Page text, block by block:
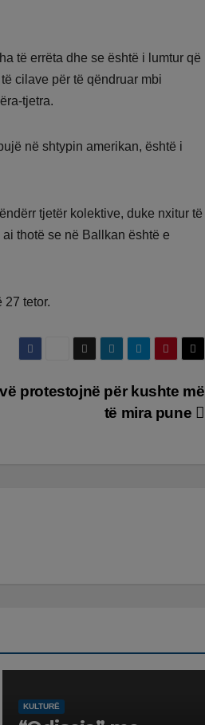
të errëta dhe se është i lumtur që
cilave për të qëndruar mbi
tjetra.
në shtypin amerikan, është i
tjetër kolektive, duke nxitur të
thotë se në Ballkan është e
27 tetor.
protestojnë për kushte më
të mira pune
KULTURË